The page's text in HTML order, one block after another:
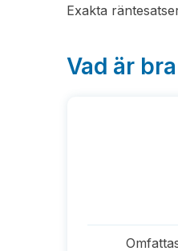
Exakta
Vad är